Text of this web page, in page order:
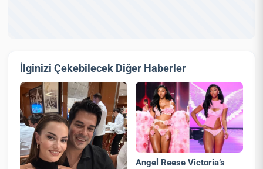
İlginizi Çekebilecek Diğer Haberler
Angel Reese Victoria’s